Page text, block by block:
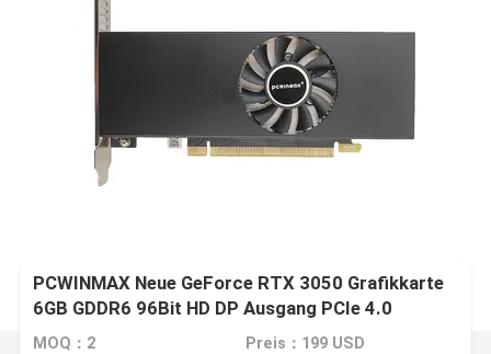
PCWINMAX Neue GeForce RTX 3050 Grafikkarte
6GB GDDR6 96Bit HD DP Ausgang PCIe 4.0
Niedrigprofil für PC
MOQ：2 Preis：199 USD